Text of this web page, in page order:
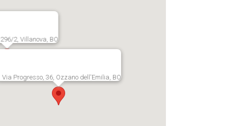
2, Villanova, BO
Via Progresso, 36, Ozzano dell'Emilia, BO